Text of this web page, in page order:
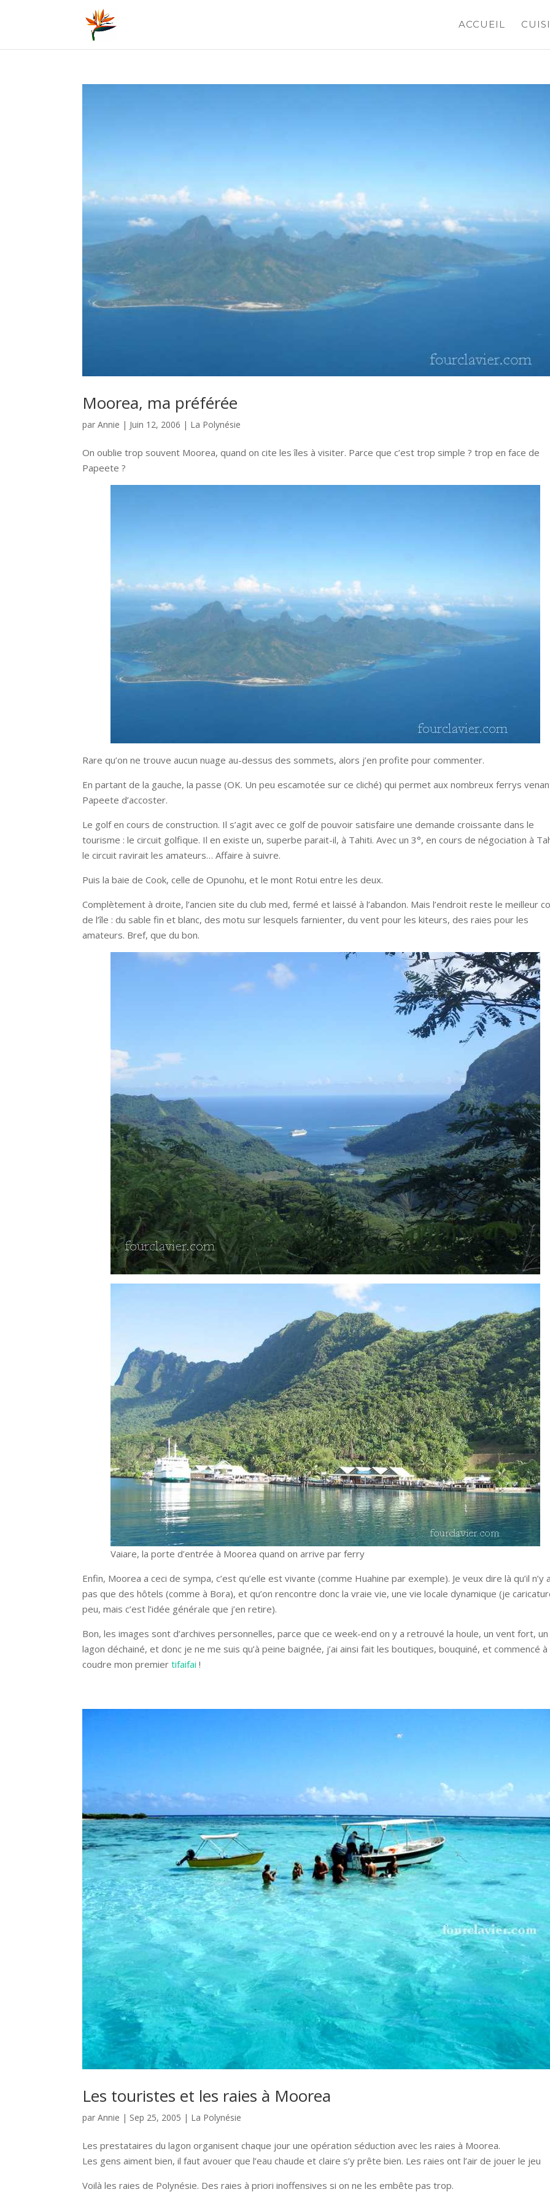
ACCUEIL
Moorea, ma préférée
parAnnie | Juin 12, 2006 | La Polynésie
On oublie trop souvent Moorea, quand on cite les îles à visiter. Parce que c’est trop simple ? trop en face de
Papeete ?
Rare qu’on ne trouve aucun nuage au-dessus des sommets, alors j’en profite pour commenter.
En partant de la gauche, la passe (OK. Un peu escamotée sur ce cliché) qui permet aux nombreux ferrys
Papeete d’accoster.
Le golf en cours de construction. Il s’agit avec ce golf de pouvoir satisfaire une demande croissante dans le
tourisme : le circuit golfique. Il en existe un, superbe parait-il, à Tahiti. Avec un 3°, en cours de négociation à
le circuit ravirait les amateurs… Affaire à suivre.
Puis la baie de Cook, celle de Opunohu, et le mont Rotui entre les deux.
Complètement à droite, l’ancien site du club med, fermé et laissé à l’abandon. Mais l’endroit reste le meilleur
de l’île : du sable fin et blanc, des motu sur lesquels farnienter, du vent pour les kiteurs, des raies pour les
amateurs. Bref, que du bon.
Vaiare, la porte d’entrée à Moorea quand on arrive par ferry
Enfin, Moorea a ceci de sympa, c’est qu’elle est vivante (comme Huahine par exemple). Je veux dire là qu’il n’y
pas que des hôtels (comme à Bora), et qu’on rencontre donc la vraie vie, une vie locale dynamique (je
peu, mais c’est l’idée générale que j’en retire).
Bon, les images sont d’archives personnelles, parce que ce week-end on y a retrouvé la houle, un vent fort, un
lagon déchainé, et donc je ne me suis qu’à peine baignée, j’ai ainsi fait les boutiques, bouquiné, et commencé à
coudre mon premiertifaifai !
Les touristes et les raies à Moorea
parAnnie | Sep 25, 2005 | La Polynésie
Les prestataires du lagon organisent chaque jour une opération séduction avec les raies à Moorea.
Les gens aiment bien, il faut avouer que l’eau chaude et claire s’y prête bien. Les raies ont l’air de jouer le jeu
Voilà les raies de Polynésie. Des raies à priori inoffensives si on ne les embête pas trop.